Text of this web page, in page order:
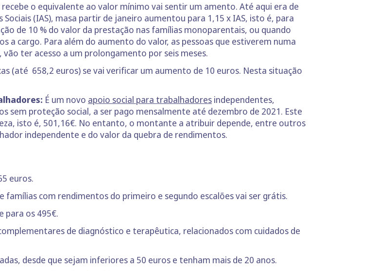
o equivalente ao valor mínimo vai sentir um amento. Até aqui era de
(IAS), masa partir de janeiro aumentou para 1,15 x IAS, isto é, para
de 10 % do valor da prestação nas famílias monoparentais, ou quando
a cargo. Para além do aumento do valor, as pessoas que estiverem numa
ter acesso a um prolongamento por seis meses.
(até 658,2 euros) se vai verificar um aumento de 10 euros. Nesta situação
É um novo apoio social para trabalhadores independentes,
sem proteção social, a ser pago mensalmente até dezembro de 2021. Este
isto é, 501,16€. No entanto, o montante a atribuir depende, entre outros
independente e do valor da quebra de rendimentos.
euros.
famílias com rendimentos do primeiro e segundo escalões vai ser grátis.
para os 495€.
de diagnóstico e terapêutica, relacionados com cuidados de
desde que sejam inferiores a 50 euros e tenham mais de 20 anos.